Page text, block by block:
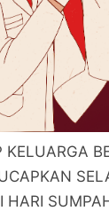
KELUARGA
HARI